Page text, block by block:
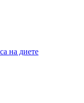
на диете